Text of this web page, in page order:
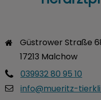
Güstrower Straße
17213 Malchow
039932 80 95 10
info@mueritz-